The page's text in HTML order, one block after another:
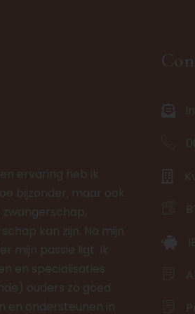
ervaring heb ik
bijzonder, maar ook
kan zijn. Na mijn
mijn passie ligt. Ik
en specialisaties
ouders zo goed
en ondersteunen in